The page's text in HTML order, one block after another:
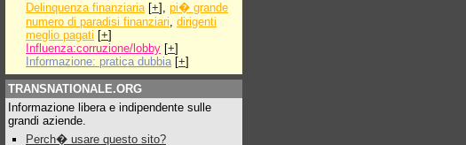
Delinquenza finanziaria[+], pi� grande
numero di paradisi finanziari, dirigenti
meglio pagati [+]
Influenza:corruzione/lobby [+]
Informazione: pratica dubbia [+]
TRANSNATIONALE.ORG
Informazione libera e indipendente sulle
grandi aziende.
Perch� usare questo sito?